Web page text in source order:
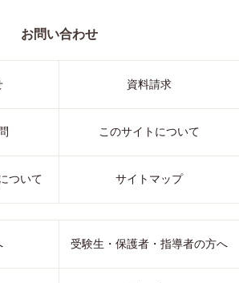
お問い合わせ
資料請求
このサイトについて
ついて サイトマップ
受験生・保護者・指導者の方へ